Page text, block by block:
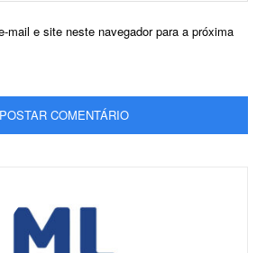
mail e site neste navegador para a próxima